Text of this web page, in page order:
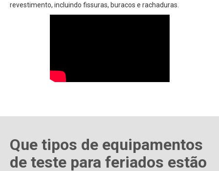
revestimento, incluindo fissuras, buracos e rachaduras.
Que tipos de equipamentos
de teste para feriados estão